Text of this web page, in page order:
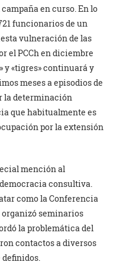
en curso. En lo
funcionarios de un
vulneración de las
el PCCh en diciembre
y «tigres» continuará y
meses a episodios de
la determinación
que habitualmente es
por la extensión
mención al
consultiva.
como la Conferencia
seminarios
la problemática del
contactos a diversos